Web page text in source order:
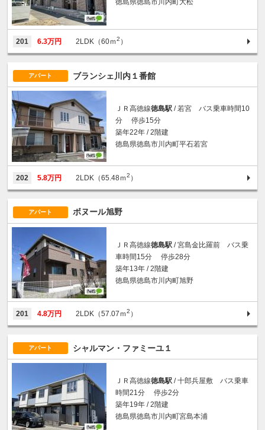
徳島県徳島市川内町大松
201 6.3万円 2LDK（60ｍ2 ）
アパート ブランシェ川内１番館
ＪＲ高徳線徳島駅 / 若宮 バス乗車時間10
分 停歩15分
築年22年 / 2階建
徳島県徳島市川内町平石若宮
202 5.8万円 2LDK（65.48ｍ2 ）
アパート ボヌール旭野
ＪＲ高徳線徳島駅 / 宮島金比羅前 バス乗
車時間15分 停歩28分
築年13年 / 2階建
徳島県徳島市川内町旭野
201 4.8万円 2LDK（57.07ｍ2 ）
アパート シャルマン・ファミーユ１
ＪＲ高徳線徳島駅 / 十郎兵屋敷 バス乗車
時間21分 停歩2分
築年19年 / 2階建
徳島県徳島市川内町宮島本浦